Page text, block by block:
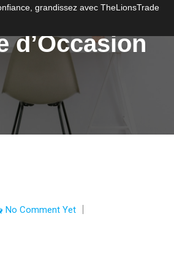
grandissez avec TheLionsTrade
le Crédit
d’Occasion
No Comment Yet